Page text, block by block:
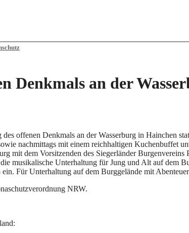
Denkmals an der
offenen Denkmals an der Wasserburg in Hainchen
nachmittags mit einem reichhaltigen Kuchenbuffet
mit dem Vorsitzenden des Siegerländer
musikalische Unterhaltung für Jung und Alt auf dem
Für Unterhaltung auf dem Burggelände mit
NRW.